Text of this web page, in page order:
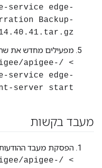
service edge-
Backup-
מפעילים מחדש את
apigee-
service edge-
server start
מעבד בקשות
הפסקת מעבד
apigee-